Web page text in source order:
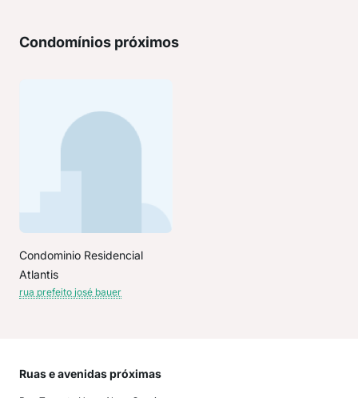
Condomínios próximos
Condominio Residencial
Atlantis
rua prefeito josé bauer
Ruas e avenidas próximas